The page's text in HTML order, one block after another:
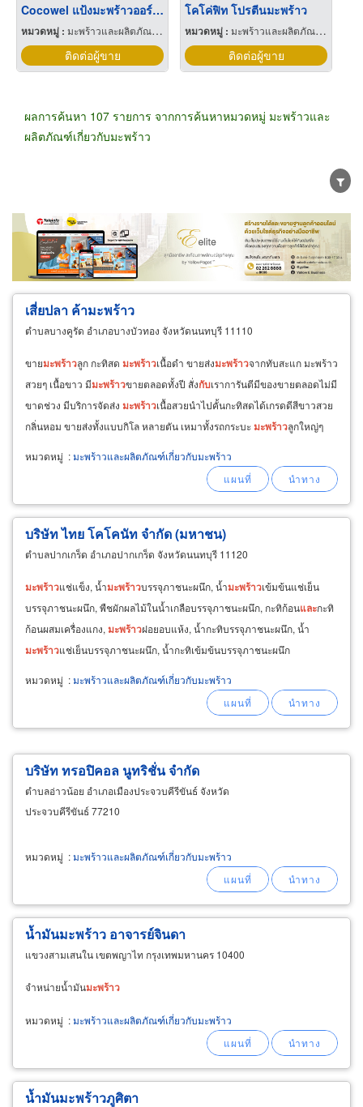
Cocowel แป้งมะพร้าวออร์แกนิก
หมวดหมู่ : มะพร้าวและผลิตภัณฑ์เกี่ยวกับมะพร้าว
ติดต่อผู้ขาย
โคโค่ฟิท โปรตีนมะพร้าว
หมวดหมู่ :มะพร้าวและผลิตภัณฑ์เกี่ยวกับมะพร้าว
ติดต่อผู้ขาย
ผลการค้นหา 107 รายการ จากการค้นหาหมวดหมู่ มะพร้าวและ
ผลิตภัณฑ์เกี่ยวกับมะพร้าว
ขายส่ง ขายปลีก ผู้ผลิต
ตัวแทนจัดจำหน่าย
ผู้ส่งออก/นำเข้า
ธุรกิจบริการ
เสี่ยปลา ค้ามะพร้าว
ตำบลบางคูรัด อำเภอบางบัวทอง จังหวัดนนทบุรี 11110
ขายมะพร้าวลูก กะทิสด มะพร้าวเนื้อดำ ขายส่งมะพร้าวจากทับสะแก มะพร้าว
สวยๆ เนื้อขาว มีมะพร้าวขายตลอดทั้งปี สั่งกับเราการันตีมีของขายตลอดไม่มี
ขาดช่วง มีบริการจัดส่ง มะพร้าวเนื้อสวยนำไปคั้นกะทิสดได้เกรดดีสีขาวสวย
กลิ่นหอม ขายส่งทั้งแบบกิโล หลายตัน เหมาทั้งรถกระบะมะพร้าวลูกใหญ่ๆ
เนื้อสวย สามารถมารับที่สวนหรือให้เราจัดส่งก็ได้
หมวดหมู่ :มะพร้าวและผลิตภัณฑ์เกี่ยวกับมะพร้าว
บริษัท ไทย โคโคนัท จำกัด (มหาชน)
ตำบลปากเกร็ด อำเภอปากเกร็ด จังหวัดนนทบุรี 11120
มะพร้าวแช่แข็ง, น้ำมะพร้าวบรรจุภาชนะผนึก, น้ำมะพร้าวเข้มข้นแช่เย็น
บรรจุภาชนะผนึก, พืชผักผลไม้ในน้ำเกลือบรรจุภาชนะผนึก, กะทิก้อนและกะทิ
ก้อนผสมเครื่องแกง, มะพร้าวฝอยอบแห้ง, น้ำกะทิบรรจุภาชนะผนึก, น้ำ
มะพร้าวแช่เย็นบรรจุภาชนะผนึก, น้ำกะทิเข้มข้นบรรจุภาชนะผนึก
หมวดหมู่ :มะพร้าวและผลิตภัณฑ์เกี่ยวกับมะพร้าว
บริษัท ทรอปิคอล นูทริชั่น จำกัด
ตำบลอ่าวน้อย อำเภอเมืองประจวบคีรีขันธ์ จังหวัด
ประจวบคีรีขันธ์ 77210
หมวดหมู่ :มะพร้าวและผลิตภัณฑ์เกี่ยวกับมะพร้าว
น้ำมันมะพร้าว อาจารย์จินดา
แขวงสามเสนใน เขตพญาไท กรุงเทพมหานคร 10400
จำหน่ายน้ำมันมะพร้าว
หมวดหมู่ :มะพร้าวและผลิตภัณฑ์เกี่ยวกับมะพร้าว
น้ำมันมะพร้าวภูศิตา